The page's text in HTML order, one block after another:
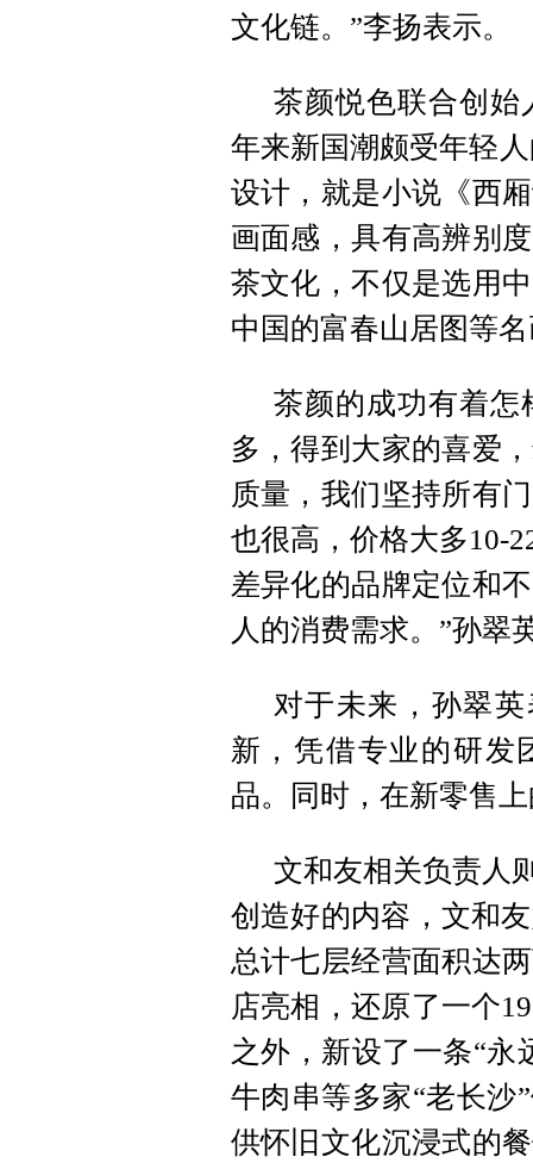
文化链。”李扬表示。
茶颜悦色联合创始
年来新国潮颇受年轻
设计，就是小说《西
画面感，具有高辨别
茶文化，不仅是选用
中国的富春山居图等
茶颜的成功有着怎
多，得到大家的喜爱
质量，我们坚持所有
也很高，价格大多10-
差异化的品牌定位和
人的消费需求。”孙翠
对于未来，孙翠
新，凭借专业的研发
品。同时，在新零售
文和友相关负责人
创造好的内容，文和
总计七层经营面积达
店亮相，还原了一个
之外，新设了一条“永
牛肉串等多家“老长沙
供怀旧文化沉浸式的